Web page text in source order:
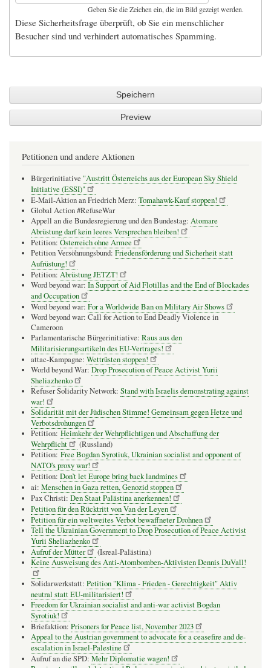
Geben Sie die Zeichen ein, die im Bild gezeigt werden.
Diese Sicherheitsfrage überprüft, ob Sie ein menschlicher
Besucher sind und verhindert automatisches Spamming.
Petitionen und andere Aktionen
Bürgerinitiative "Austritt Österreichs aus der European Sky Shield
Initiative (ESSI)"
E-Mail-Aktion an Friedrich Merz: Tomahawk-Kauf stoppen!
Global Action #RefuseWar
Appell an die Bundesregierung und den Bundestag: Atomare
Abrüstung darf kein leeres Versprechen bleiben!
Petition: Österreich ohne Armee
Petition Versöhnungsbund: Friedensförderung und Sicherheit statt
Aufrüstung!
Petition: Abrüstung JETZT!
Word beyond war: In Support of Aid Flotillas and the End of Blockades
and Occupation
Word beyond war: For a Worldwide Ban on Military Air Shows
Word beyond war: Call for Action to End Deadly Violence in
Cameroon
Parlamentarische Bürgerinitiative: Raus aus den
Militarisierungsartikeln des EU-Vertrages!
attac-Kampagne: Wettrüsten stoppen!
World beyond War: Drop Prosecution of Peace Activist Yurii
Sheliazhenko
Refuser Solidarity Network: Stand with Israelis demonstrating against
war!
Solidarität mit der Jüdischen Stimme! Gemeinsam gegen Hetze und
Verbotsdrohungen
Petition: Heimkehr der Wehrpflichtigen und Abschaffung der
Wehrpflicht
(Russland)
Petition: Free Bogdan Syrotiuk, Ukrainian socialist and opponent of
NATO's proxy war!
Petition: Don’t let Europe bring back landmines
ai: Menschen in Gaza retten, Genozid stoppen
Pax Christi: Den Staat Palästina anerkennen!
Petition für den Rücktritt von Van der Leyen
Petition für ein weltweites Verbot bewaffneter Drohnen
Tell the Ukrainian Government to Drop Prosecution of Peace Activist
Yurii Sheliazhenko
Aufruf der Mütter
(Isreal-Palästina)
Keine Ausweisung des Anti-Atombomben-Aktivisten Dennis DuVall!
Solidarwerkstatt: Petition "Klima - Frieden - Gerechtigkeit" Aktiv
neutral statt EU-militarisiert!
Freedom for Ukrainian socialist and anti-war activist Bogdan
Syrotiuk!
Briefaktion: Prisoners for Peace list, November 2023
Appeal to the Austrian government to advocate for a ceasefire and de-
escalation in Israel-Palestine
Aufruf an die SPD: Mehr Diplomatie wagen!